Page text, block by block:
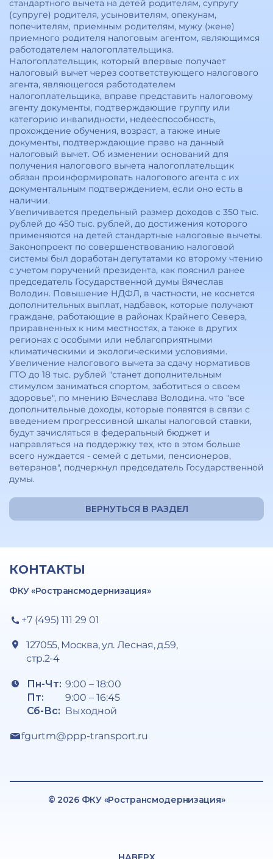
стандартного вычета на детей родителям, супругу
(супруге) родителя, усыновителям, опекунам,
попечителям, приемным родителям, мужу (жене)
приемного родителя налоговым агентом, являющимся
работодателем налогоплательщика.
Налогоплательщик, который впервые получает
налоговый вычет через соответствующего налогового
агента, являющегося работодателем
налогоплательщика, вправе представить налоговому
агенту документы, подтверждающие группу или
категорию инвалидности, недееспособность,
прохождение обучения, возраст, а также иные
документы, подтверждающие право на данный
налоговый вычет. Об изменении оснований для
получения налогового вычета налогоплательщик
обязан проинформировать налогового агента с их
документальным подтверждением, если оно есть в
наличии.
Увеличивается предельный размер доходов с 350 тыс.
рублей до 450 тыс. рублей, до достижения которого
применяются на детей стандартные налоговые вычеты.
Законопроект по совершенствованию налоговой
системы был доработан депутатами ко второму чтению
с учетом поручений президента, как пояснил ранее
председатель Государственной думы Вячеслав
Володин. Повышение НДФЛ, в частности, не коснется
дополнительных выплат, надбавок, которые получают
граждане, работающие в районах Крайнего Севера,
приравненных к ним местностях, а также в других
регионах с особыми или неблагоприятными
климатическими и экологическими условиями.
Увеличение налогового вычета за сдачу нормативов
ГТО до 18 тыс. рублей "станет дополнительным
стимулом заниматься спортом, заботиться о своем
здоровье", по мнению Вячеслава Володина. что "все
дополнительные доходы, которые появятся в связи с
введением прогрессивной шкалы налоговой ставки,
будут зачисляться в федеральный бюджет и
направляться на поддержку тех, кто в этом больше
всего нуждается - семей с детьми, пенсионеров,
ветеранов", подчеркнул председатель Государственной
думы.
ВЕРНУТЬСЯ В РАЗДЕЛ
КОНТАКТЫ
ФКУ «Ространсмодернизация»
+7 (495) 111 29 01
127055, Москва, ул. Лесная, д.59,
стр.2-4
Пн-Чт:
Пт:
Сб-Вс:
9:00 – 18:00
9:00 – 16:45
Выходной
fgurtm@ppp-transport.ru
© 2026 ФКУ «Ространсмодернизация»